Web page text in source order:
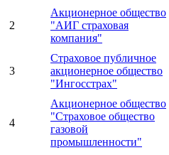
2
Акционерное общество
"АИГ страховая
компания"
3
Страховое публичное
акционерное общество
"Ингосстрах"
4
Акционерное общество
"Страховое общество
газовой
промышленности"